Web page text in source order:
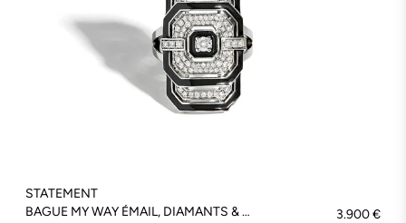
STATEMENT
BAGUE MY WAY ÉMAIL, DIAMANTS & ARGENT - FSJ372
3.900 €